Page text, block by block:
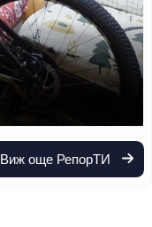
Виж още РепорТИ